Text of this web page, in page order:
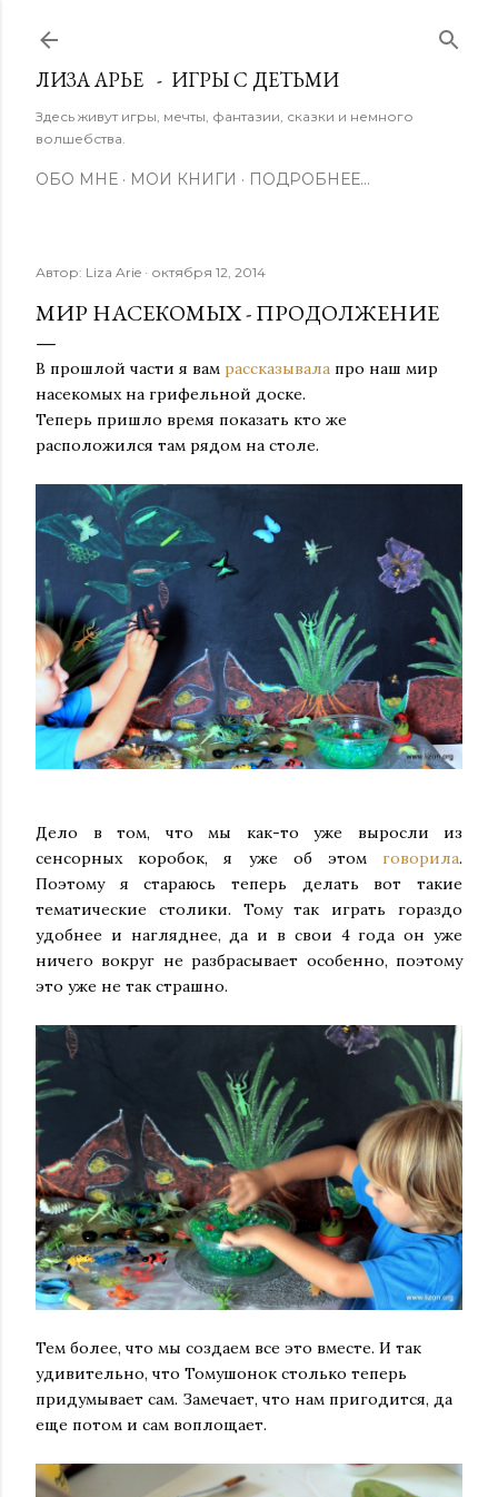
ЛИЗА АРЬЕ - ИГРЫ С ДЕТЬМИ
Здесь живут игры, мечты, фантазии, сказки и немного
волшебства.
ОБО МНЕ МОИ КНИГИ ПОДРОБНЕЕ…
Автор: Liza Arie октября 12, 2014
МИР НАСЕКОМЫХ - ПРОДОЛЖЕНИЕ
В прошлой части я вам рассказывала про наш мир
насекомых на грифельной доске.
Теперь пришло время показать кто же
расположился там рядом на столе.
Дело в том, что мы как-то уже выросли из
сенсорных коробок,я уже об этом говорила.
Поэтому я стараюсь теперь делать вот такие
тематические столики. Тому так играть гораздо
удобнее и нагляднее, да и в свои 4 года он уже
ничего вокруг не разбрасывает особенно, поэтому
это уже не так страшно.
Тем более, что мы создаем все это вместе. И так
удивительно, что Томушонок столько теперь
придумывает сам. Замечает, что нам пригодится, да
еще потом и сам воплощает.